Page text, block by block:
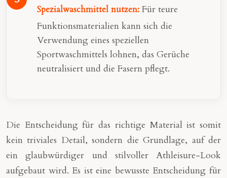
Spezialwaschmittel nutzen: Für teure
Funktionsmaterialien kann sich die
Verwendung eines speziellen
Sportwaschmittels lohnen, das Gerüche
neutralisiert und die Fasern pflegt.
Die Entscheidung für das richtige Material ist somit
kein triviales Detail, sondern die Grundlage, auf der
ein glaubwürdiger und stilvoller Athleisure-Look
aufgebaut wird. Es ist eine bewusste Entscheidung für